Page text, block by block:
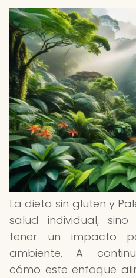
La dieta sin gluten y
salud individual,
tener un impacto
ambiente. A
cómo este enfoque